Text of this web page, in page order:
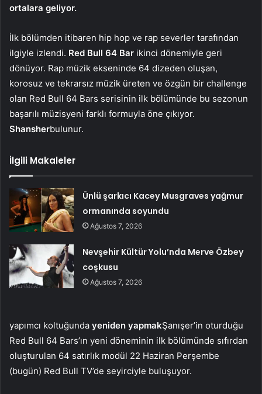
ortalara geliyor.
İlk bölümden itibaren hip hop ve rap severler tarafından
ilgiyle izlendi. Red Bull 64 Bar ikinci dönemiyle geri
dönüyor. Rap müzik ekseninde 64 dizeden oluşan,
korosuz ve tekrarsız müzik üreten ve özgün bir challenge
olan Red Bull 64 Bars serisinin ilk bölümünde bu sezonun
başarılı müzisyeni farklı formuyla öne çıkıyor.
Shansherbulunur.
İlgili Makaleler
Ünlü şarkıcı Kacey Musgraves yağmur
ormanında soyundu
Ağustos 7, 2026
Nevşehir Kültür Yolu’nda Merve Özbey
coşkusu
Ağustos 7, 2026
yapımcı koltuğunda yeniden yapmakŞanışer’in oturduğu
Red Bull 64 Bars’ın yeni döneminin ilk bölümünde sıfırdan
oluşturulan 64 satırlık modül 22 Haziran Perşembe
(bugün) Red Bull TV’de seyirciyle buluşuyor.